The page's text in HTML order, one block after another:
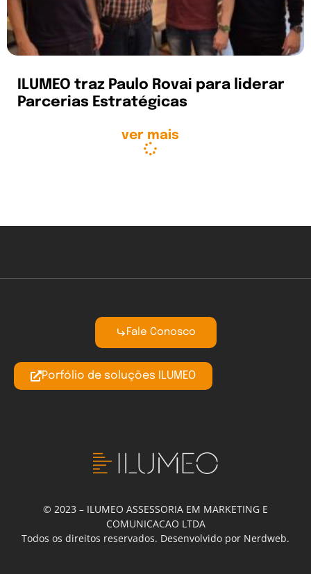
ILUMEO traz Paulo Rovai para liderar
Parcerias Estratégicas
ver mais
Fale Conosco
Porfólio de soluções ILUMEO
© 2023 – ILUMEO ASSESSORIA EM MARKETING E
COMUNICACAO LTDA
Todos os direitos reservados. Desenvolvido por Nerdweb.